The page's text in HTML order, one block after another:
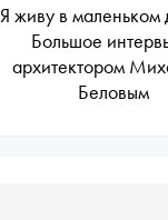
Я живу в маленьком
Большое
архитектором
Беловым